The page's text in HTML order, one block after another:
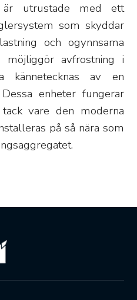
är utrustade med ett
som skyddar
och ogynnsama
möjliggör avfrostning i
kännetecknas av en
enheter fungerar
vare den moderna
på så nära som